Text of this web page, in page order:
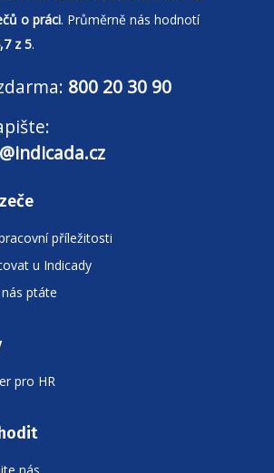
o práci. Průměrně nás hodnotí
z 5.
800 20 30 90
příležitosti
u Indicady
ptáte
pro HR